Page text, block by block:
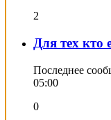
2
Для тех кто
Последнее
05:00
0